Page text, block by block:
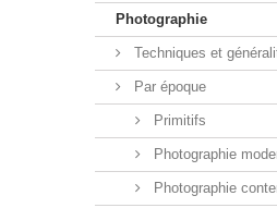
Photographie
Techniques et
Par époque
Primitifs
Photographie
Photographie